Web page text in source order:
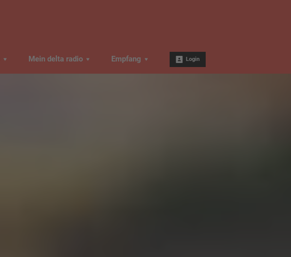
Mein delta radio Empfang Login